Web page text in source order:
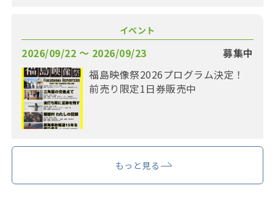
イベント
2026/09/22 〜 2026/09/23
募集中
福島映像祭2026プログラム決定！
前売り限定1日券販売中
もっと見る